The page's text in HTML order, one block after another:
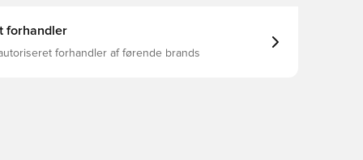
forhandler
forhandler af førende brands